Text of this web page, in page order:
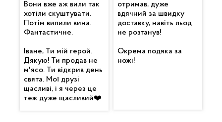
Вони вже аж вили так
хотіли скуштувати.
Потім випили вина.
Фантастичне.
Іване, Ти мій герой.
Дякую! Ти продав не
м'ясо. Ти відкрив день
свята. Мої друзі
щасливі, і я через це
теж дуже щасливий❤️
отримав, дуже
вдячний за швидку
доставку, навіть льод
не розтанув!
Окрема подяка за
ножі!